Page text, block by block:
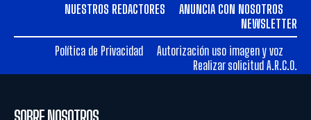
NUESTROS REDACTORES
ANUNCIA CON NOSOTROS
NEWSLETTER
Política de Privacidad
Autorización uso imagen y voz
Realizar solicitud A.R.C.O.